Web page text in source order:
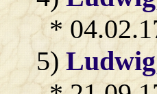
*
5)Ludwig